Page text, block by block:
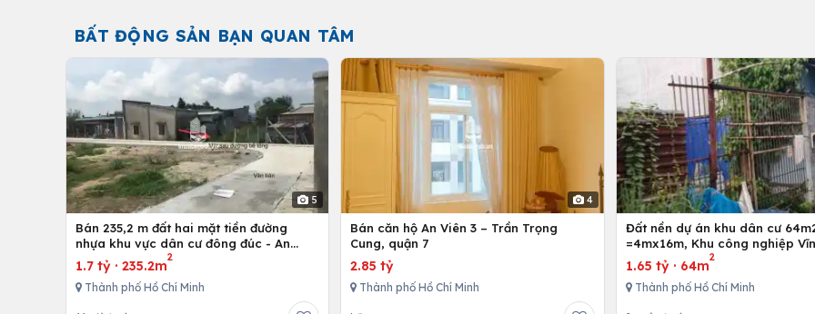
BẤT ĐỘNG SẢN BẠN QUAN TÂM
5
Bán 235,2 m đất hai mặt tiền đường
nhựa khu vực dân cư đông đúc - An
nhứt-Long Điền - Bà Rịa
1.7 tỷ · 235.2m
2
Thành phố Hồ Chí Minh
4
Bán căn hộ An Viên 3 – Trần Trọng
Cung, quận 7
2.85 tỷ
Thành phố Hồ Chí Minh
Đất nền dự án khu dân cư
=4mx16m, Khu công nghiệp
Bình Chánh, Tp. Hồ Chí Minh
1.65 tỷ· 64m
2
Thành phố Hồ Chí Minh